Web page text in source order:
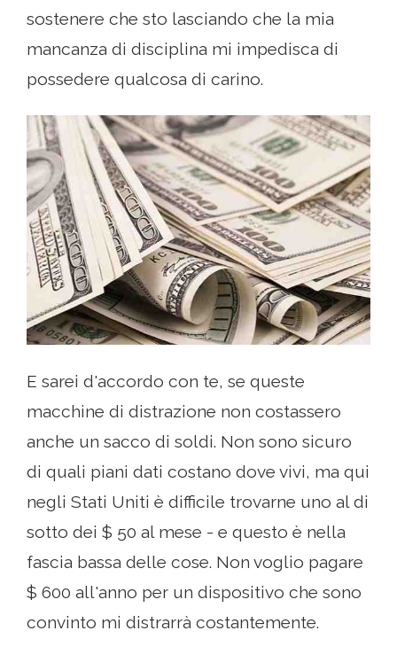
sostenere che sto lasciando che la mia
mancanza di disciplina mi impedisca di
possedere qualcosa di carino.
E sarei d'accordo con te, se queste
macchine di distrazione non costassero
anche un sacco di soldi. Non sono sicuro
di quali piani dati costano dove vivi, ma qui
negli Stati Uniti è difficile trovarne uno al di
sotto dei $ 50 al mese - e questo è nella
fascia bassa delle cose. Non voglio pagare
$ 600 all'anno per un dispositivo che sono
convinto mi distrarrà costantemente.